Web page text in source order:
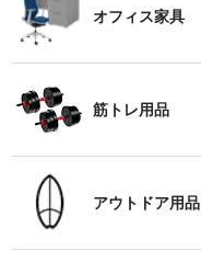
オフィス家具
筋トレ用品
アウトドア用品